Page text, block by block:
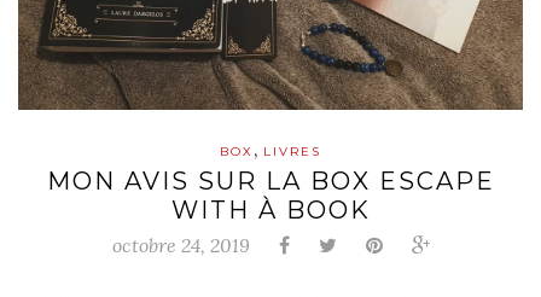
BOX , LIVRES
MON AVIS SUR LA BOX ESCAPE
WITH À BOOK
octobre 24, 2019